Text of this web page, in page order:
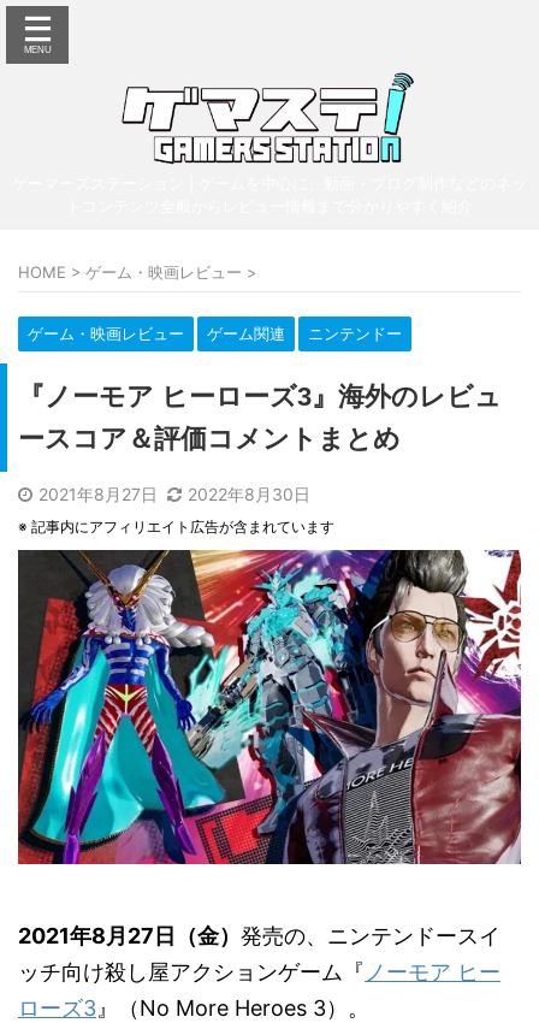
HOME > ゲーム・映画レビュー >
ゲーム・映画レビュー ゲーム関連 ニンテンドー
『ノーモア ヒーローズ3』海外のレビュ
ースコア＆評価コメントまとめ
2021年8月27日 2022年8月30日
※ 記事内にアフィリエイト広告が含まれています
2021年8月27日（金） 発売の、ニンテンドースイ
ッチ向け殺し屋アクションゲーム『 ノーモア ヒー
ローズ3』（No More Heroes 3）。